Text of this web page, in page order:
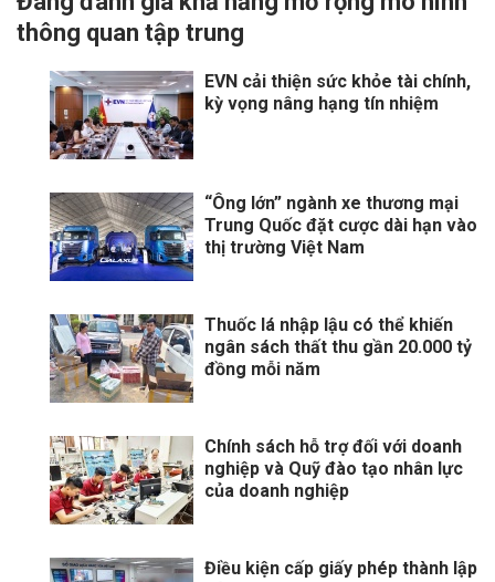
thông quan tập trung
EVN cải thiện sức khỏe tài chính,
kỳ vọng nâng hạng tín nhiệm
“Ông lớn” ngành xe thương mại
Trung Quốc đặt cược dài hạn vào
thị trường Việt Nam
Thuốc lá nhập lậu có thể khiến
ngân sách thất thu gần 20.000 tỷ
đồng mỗi năm
Chính sách hỗ trợ đối với doanh
nghiệp và Quỹ đào tạo nhân lực
của doanh nghiệp
Điều kiện cấp giấy phép thành lập